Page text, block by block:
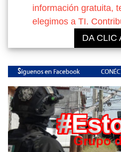
información gratuita,
elegimos a TI.
DA CLIC